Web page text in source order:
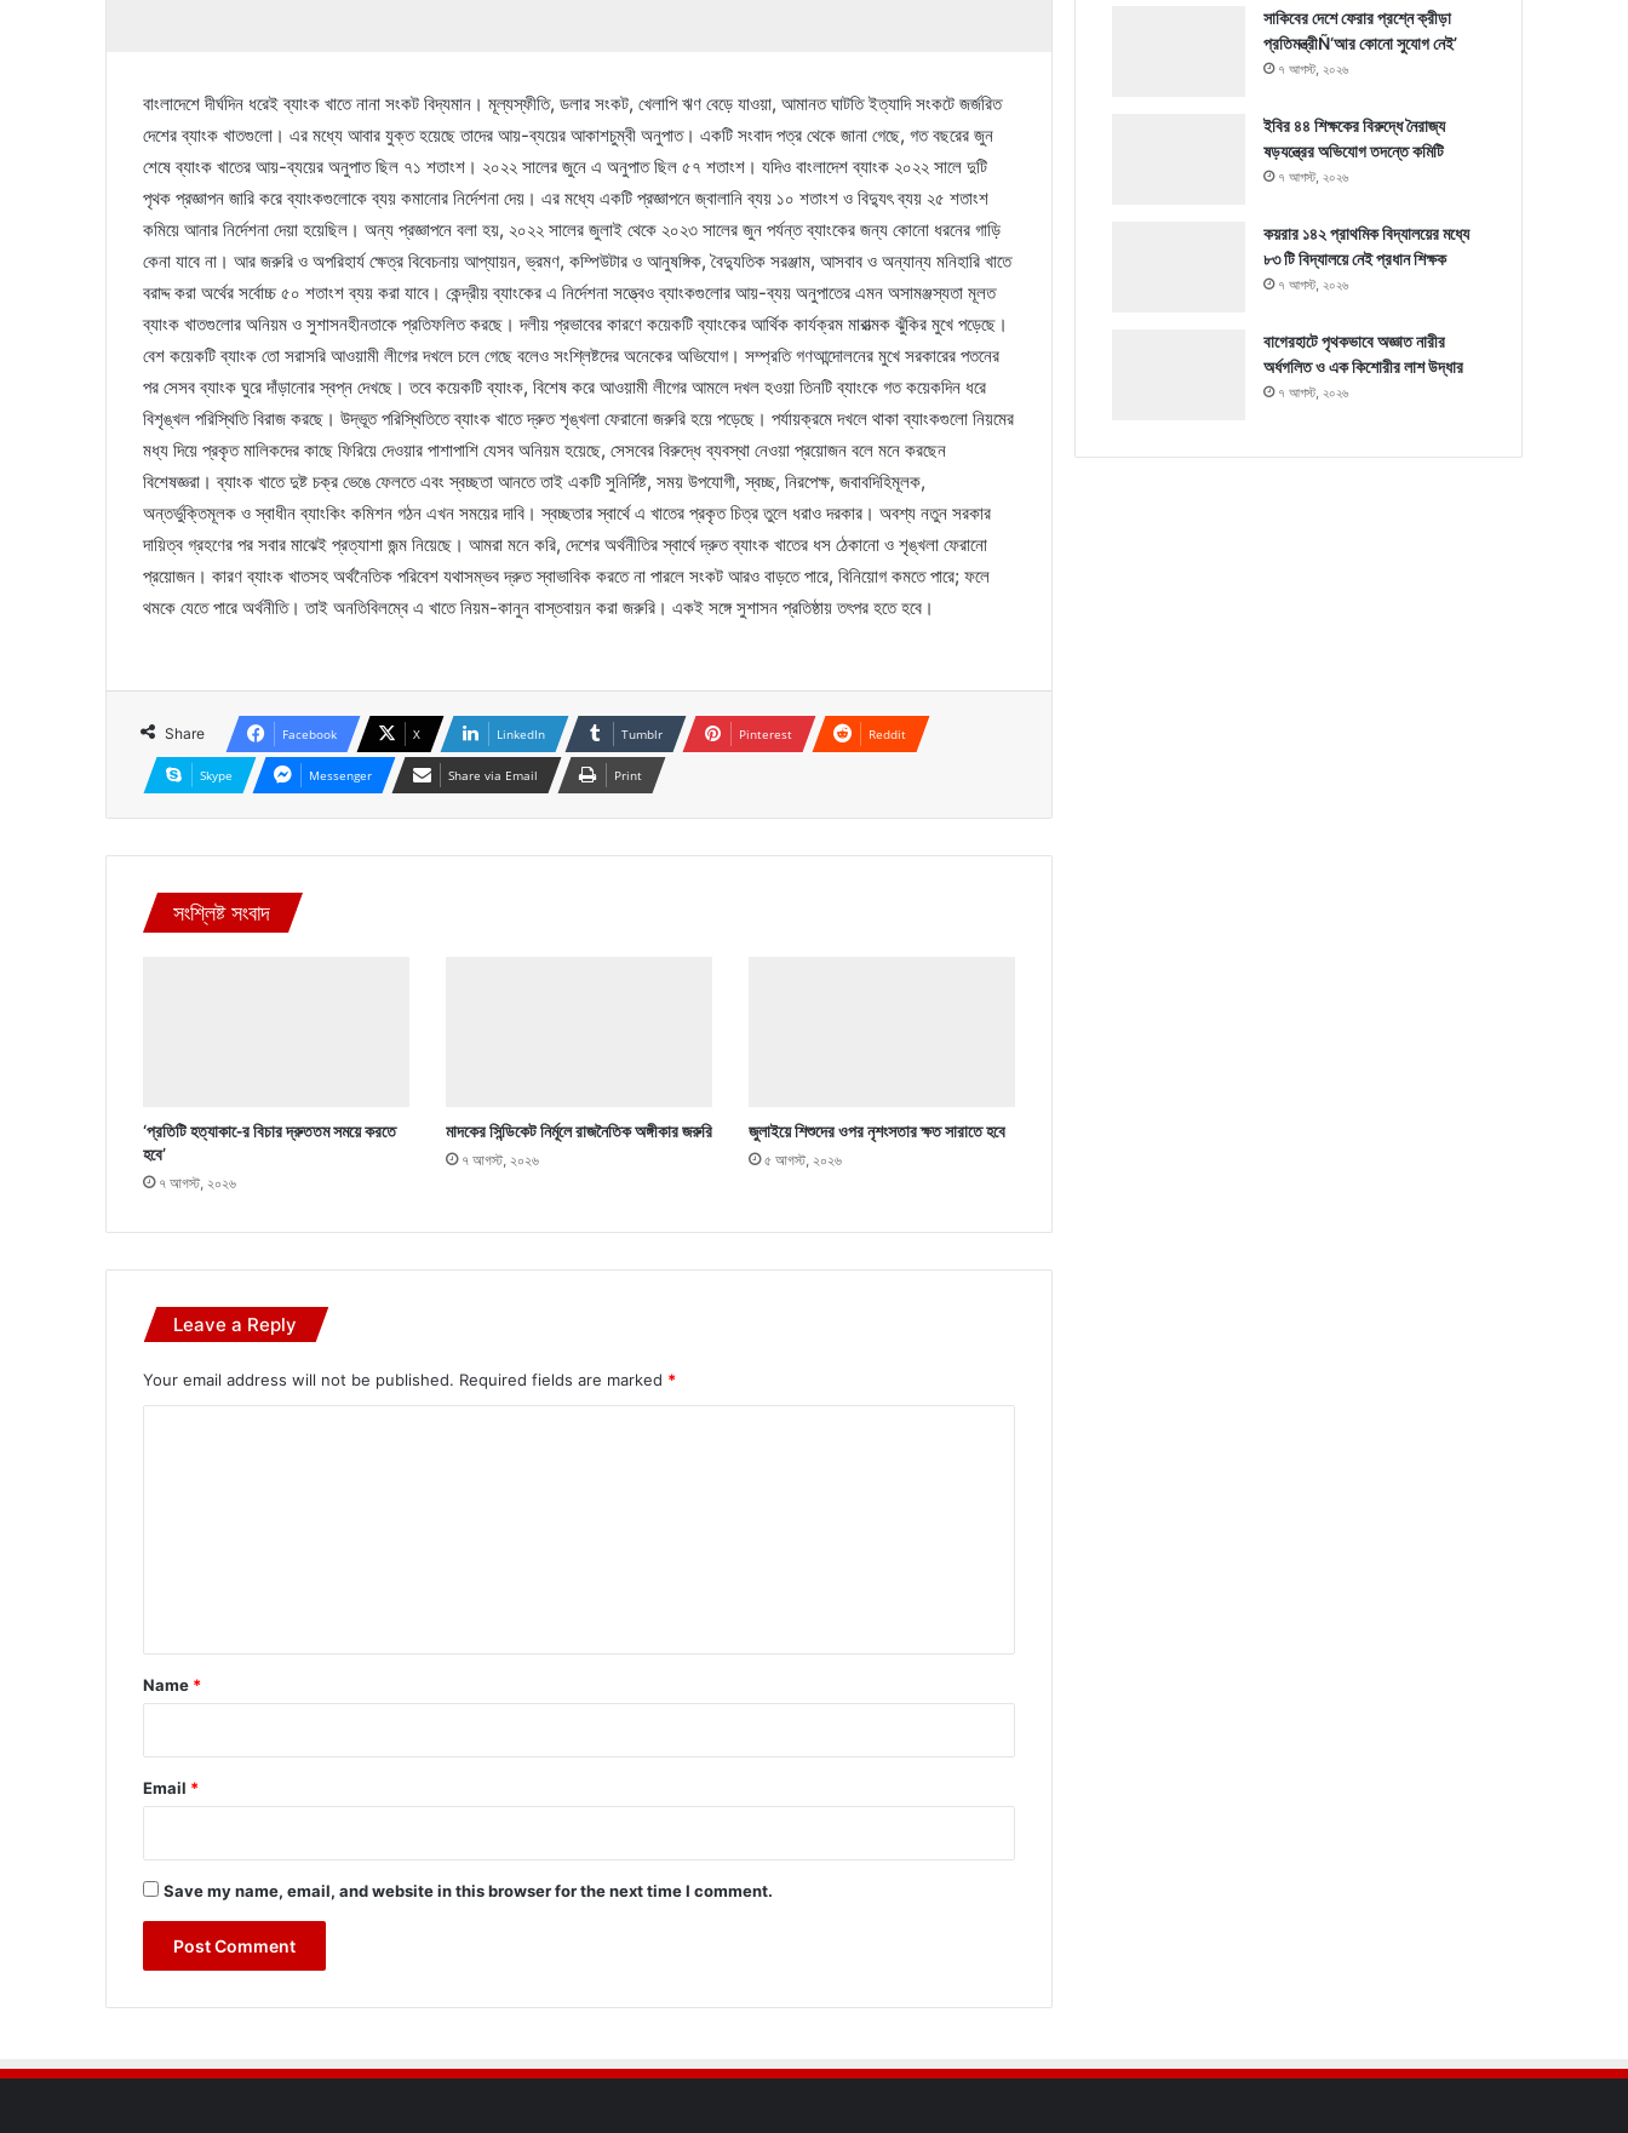
বাংলাদেশে দীর্ঘদিন ধরেই ব্যাংক খাতে নানা সংকট বিদ্যমান। মূল্যস্ফীতি, ডলার সংকট, খেলাপি ঋণ বেড়ে যাওয়া, আমানত ঘাটতি ইত্যাদি সংকটে জর্জরিত
দেশের ব্যাংক খাতগুলো। এর মধ্যে আবার যুক্ত হয়েছে তাদের আয়-ব্যয়ের আকাশচুম্বী অনুপাত। একটি সংবাদ পত্র থেকে জানা গেছে, গত বছরের জুন
শেষে ব্যাংক খাতের আয়-ব্যয়ের অনুপাত ছিল ৭১ শতাংশ। ২০২২ সালের জুনে এ অনুপাত ছিল ৫৭ শতাংশ। যদিও বাংলাদেশ ব্যাংক ২০২২ সালে দুটি
পৃথক প্রজ্ঞাপন জারি করে ব্যাংকগুলোকে ব্যয় কমানোর নির্দেশনা দেয়। এর মধ্যে একটি প্রজ্ঞাপনে জ্বালানি ব্যয় ১০ শতাংশ ও বিদ্যুৎ ব্যয় ২৫ শতাংশ
কমিয়ে আনার নির্দেশনা দেয়া হয়েছিল। অন্য প্রজ্ঞাপনে বলা হয়, ২০২২ সালের জুলাই থেকে ২০২৩ সালের জুন পর্যন্ত ব্যাংকের জন্য কোনো ধরনের গাড়ি
কেনা যাবে না। আর জরুরি ও অপরিহার্য ক্ষেত্র বিবেচনায় আপ্যায়ন, ভ্রমণ, কম্পিউটার ও আনুষঙ্গিক, বৈদ্যুতিক সরঞ্জাম, আসবাব ও অন্যান্য মনিহারি খাতে
বরাদ্দ করা অর্থের সর্বোচ্চ ৫০ শতাংশ ব্যয় করা যাবে। কেন্দ্রীয় ব্যাংকের এ নির্দেশনা সত্ত্বেও ব্যাংকগুলোর আয়-ব্যয় অনুপাতের এমন অসামঞ্জস্যতা মূলত
ব্যাংক খাতগুলোর অনিয়ম ও সুশাসনহীনতাকে প্রতিফলিত করছে। দলীয় প্রভাবের কারণে কয়েকটি ব্যাংকের আর্থিক কার্যক্রম মারাত্মক ঝুঁকির মুখে পড়েছে।
বেশ কয়েকটি ব্যাংক তো সরাসরি আওয়ামী লীগের দখলে চলে গেছে বলেও সংশ্লিষ্টদের অনেকের অভিযোগ। সম্প্রতি গণআন্দোলনের মুখে সরকারের পতনের
পর সেসব ব্যাংক ঘুরে দাঁড়ানোর স্বপ্ন দেখছে। তবে কয়েকটি ব্যাংক, বিশেষ করে আওয়ামী লীগের আমলে দখল হওয়া তিনটি ব্যাংকে গত কয়েকদিন ধরে
বিশৃঙ্খল পরিস্থিতি বিরাজ করছে। উদ্ভূত পরিস্থিতিতে ব্যাংক খাতে দ্রুত শৃঙ্খলা ফেরানো জরুরি হয়ে পড়েছে। পর্যায়ক্রমে দখলে থাকা ব্যাংকগুলো নিয়মের
মধ্য দিয়ে প্রকৃত মালিকদের কাছে ফিরিয়ে দেওয়ার পাশাপাশি যেসব অনিয়ম হয়েছে, সেসবের বিরুদ্ধে ব্যবস্থা নেওয়া প্রয়োজন বলে মনে করছেন
বিশেষজ্ঞরা। ব্যাংক খাতে দুষ্ট চক্র ভেঙে ফেলতে এবং স্বচ্ছতা আনতে তাই একটি সুনির্দিষ্ট, সময় উপযোগী, স্বচ্ছ, নিরপেক্ষ, জবাবদিহিমূলক,
অন্তর্ভুক্তিমূলক ও স্বাধীন ব্যাংকিং কমিশন গঠন এখন সময়ের দাবি। স্বচ্ছতার স্বার্থে এ খাতের প্রকৃত চিত্র তুলে ধরাও দরকার। অবশ্য নতুন সরকার
দায়িত্ব গ্রহণের পর সবার মাঝেই প্রত্যাশা জন্ম নিয়েছে। আমরা মনে করি, দেশের অর্থনীতির স্বার্থে দ্রুত ব্যাংক খাতের ধস ঠেকানো ও শৃঙ্খলা ফেরানো
প্রয়োজন। কারণ ব্যাংক খাতসহ অর্থনৈতিক পরিবেশ যথাসম্ভব দ্রুত স্বাভাবিক করতে না পারলে সংকট আরও বাড়তে পারে, বিনিয়োগ কমতে পারে; ফলে
থমকে যেতে পারে অর্থনীতি। তাই অনতিবিলম্বে এ খাতে নিয়ম-কানুন বাস্তবায়ন করা জরুরি। একই সঙ্গে সুশাসন প্রতিষ্ঠায় তৎপর হতে হবে।
Share Facebook X LinkedIn Tumblr Pinterest Reddit
Skype Messenger Share via Email Print
সংশ্লিষ্ট সংবাদ
‘প্রতিটি হত্যাকা-ের বিচার দ্রুততম সময়ে করতে
হবে’
৭ আগস্ট, ২০২৬
মাদকের সিন্ডিকেট নির্মূলে রাজনৈতিক অঙ্গীকার জরুরি
৭ আগস্ট, ২০২৬
জুলাইয়ে শিশুদের ওপর নৃশংসতার ক্ষত সারাতে হবে
৫ আগস্ট, ২০২৬
Leave a Reply
Your email address will not be published. Required fields are marked *
*
Name *
Email *
Save my name, email, and website in this browser for the next time I comment.
সাকিবের দেশে ফেরার প্রশ্নে ক্রীড়া
প্রতিমন্ত্রীÑ‘আর কোনো সুযোগ নেই’
৭ আগস্ট, ২০২৬
ইবির ৪৪ শিক্ষকের বিরুদ্ধে নৈরাজ্য
ষড়যন্ত্রের অভিযোগ তদন্তে কমিটি
৭ আগস্ট, ২০২৬
কয়রার ১৪২ প্রাথমিক বিদ্যালয়ের মধ্যে
৮৩ টি বিদ্যালয়ে নেই প্রধান শিক্ষক
৭ আগস্ট, ২০২৬
বাগেরহাটে পৃথকভাবে অজ্ঞাত নারীর
অর্ধগলিত ও এক কিশোরীর লাশ উদ্ধার
৭ আগস্ট, ২০২৬